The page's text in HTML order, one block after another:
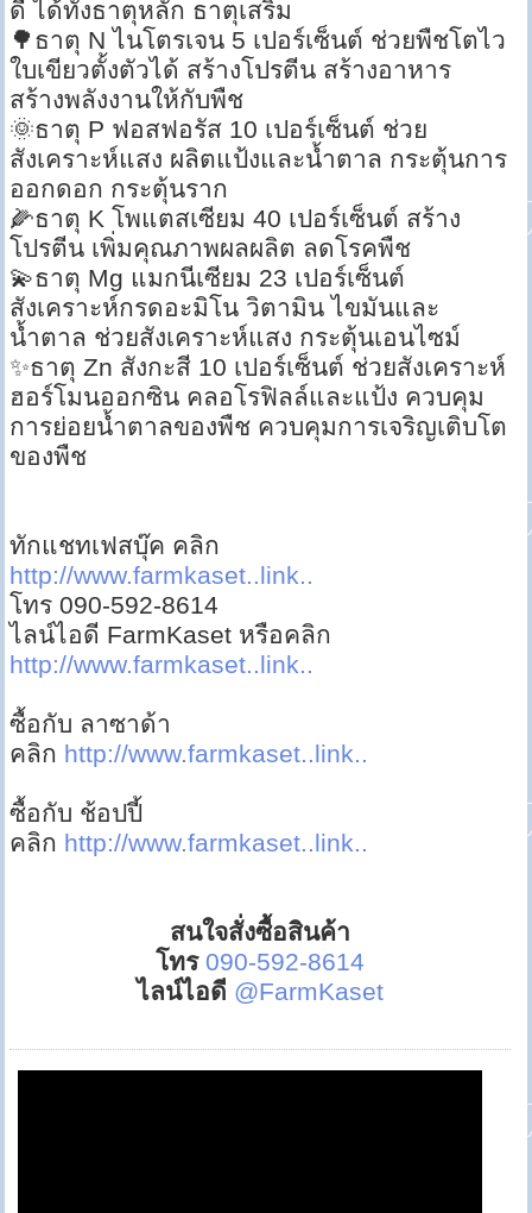
ดี ได้ทั้งธาตุหลัก ธาตุเสริม
🌳ธาตุ N ไนโตรเจน 5 เปอร์เซ็นต์ ช่วยพืชโตไว
ใบเขียวตั้งตัวได้ สร้างโปรตีน สร้างอาหาร
สร้างพลังงานให้กับพืช
🌞ธาตุ P ฟอสฟอรัส 10 เปอร์เซ็นต์ ช่วย
สังเคราะห์แสง ผลิตแป้งและน้ำตาล กระตุ้นการ
ออกดอก กระตุ้นราก
🌽ธาตุ K โพแตสเซียม 40 เปอร์เซ็นต์ สร้าง
โปรตีน เพิ่มคุณภาพผลผลิต ลดโรคพืช
💫ธาตุ Mg แมกนีเซียม 23 เปอร์เซ็นต์
สังเคราะห์กรดอะมิโน วิตามิน ไขมันและ
น้ำตาล ช่วยสังเคราะห์แสง กระตุ้นเอนไซม์
✨ธาตุ Zn สังกะสี 10 เปอร์เซ็นต์ ช่วยสังเคราะห์
ฮอร์โมนออกซิน คลอโรฟิลล์และแป้ง ควบคุม
การย่อยน้ำตาลของพืช ควบคุมการเจริญเติบโต
ของพืช
ทักแชทเฟสบุ๊ค คลิก
http://www.farmkaset..link..
โทร 090-592-8614
ไลน์ไอดี FarmKaset หรือคลิก
http://www.farmkaset..link..
ซื้อกับ ลาซาด้า
คลิก http://www.farmkaset..link..
ซื้อกับ ช้อปปี้
คลิก http://www.farmkaset..link..
สนใจสั่งซื้อสินค้า
โทร 090-592-8614
ไลน์ไอดี @FarmKaset